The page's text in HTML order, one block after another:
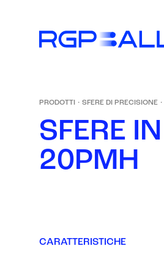
PRODOTTI · SFERE DI PRECISIONE ·
SFERE IN
20PMH
CARATTERISTICHE